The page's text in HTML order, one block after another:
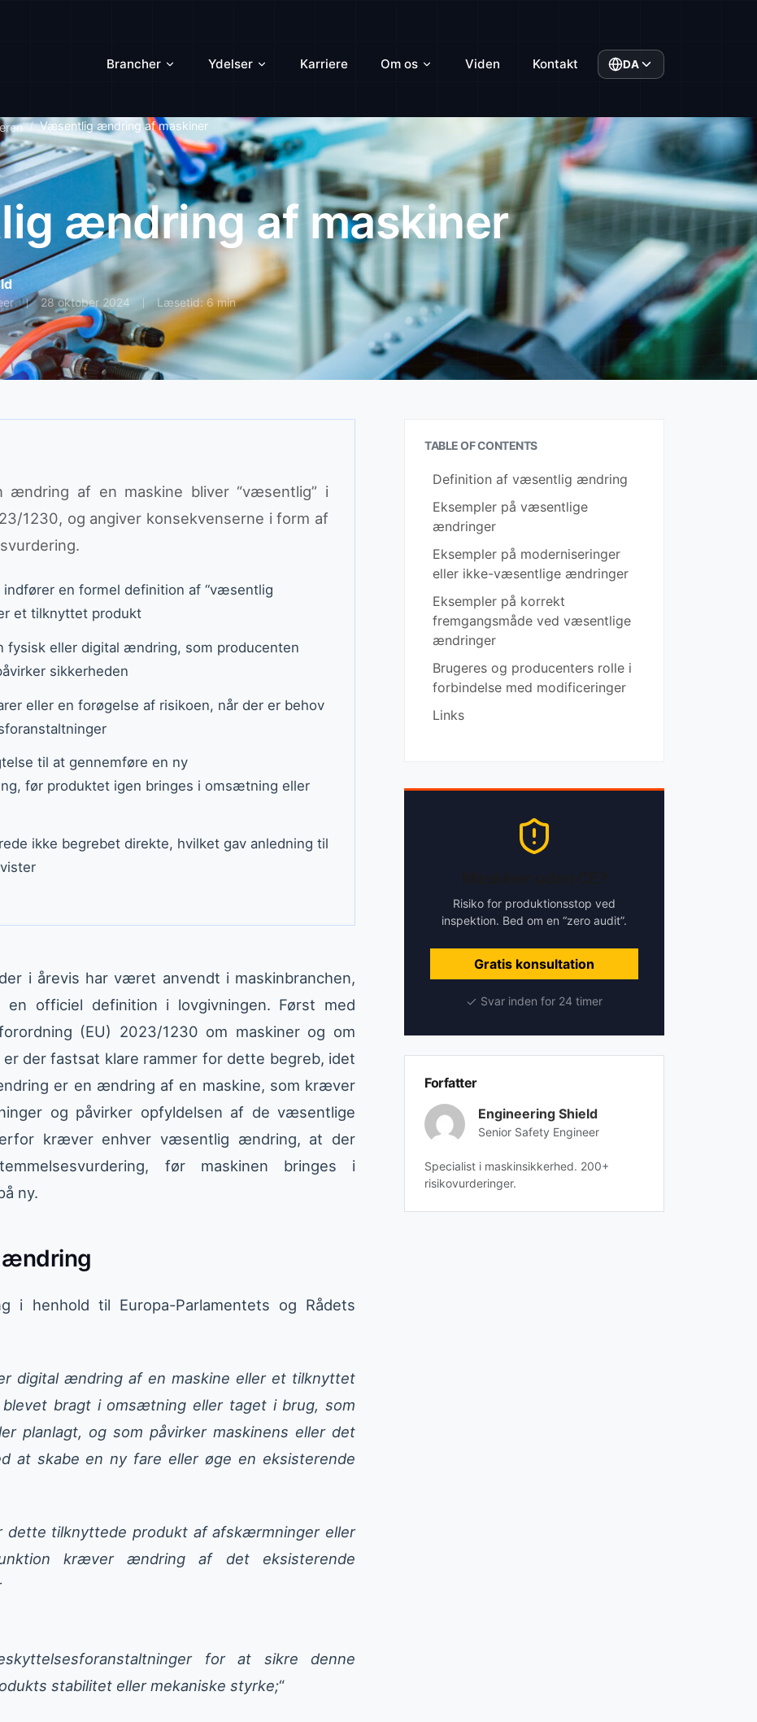
Brancher Ydelser Karriere Om os Viden Kontakt DA
Væsentlig ændring af maskiner
ændring af maskiner
28 oktober 2024 Læsetid: 6 min
ændring af en maskine bliver “væsentlig” i
1230, og angiver konsekvenserne i form af
indfører en formel definition af “væsentlig
et tilknyttet produkt
eller digital ændring, som producenten
sikkerheden
eller en forøgelse af risikoen, når der er behov
til at gennemføre en ny
før produktet igen bringes i omsætning eller
ikke begrebet direkte, hvilket gav anledning til
i årevis har været anvendt i maskinbranchen,
officiel definition i lovgivningen. Først med
(EU) 2023/1230 om maskiner og om
der fastsat klare rammer for dette begreb, idet
er en ændring af en maskine, som kræver
og påvirker opfyldelsen af de væsentlige
kræver enhver væsentlig ændring, at der
før maskinen bringes i
ny.
i henhold til Europa-Parlamentets og Rådets
digital ændring af en maskine eller et tilknyttet
bragt i omsætning eller taget i brug, som
planlagt, og som påvirker maskinens eller det
at skabe en ny fare eller øge en eksisterende
dette tilknyttede produkt af afskærmninger eller
kræver ændring af det eksisterende
for at sikre denne
stabilitet eller mekaniske styrke;“
TABLE OF CONTENTS
Definition af væsentlig ændring
Eksempler på væsentlige
ændringer
Eksempler på moderniseringer
eller ikke-væsentlige ændringer
Eksempler på korrekt
fremgangsmåde ved væsentlige
ændringer
Brugeres og producenters rolle i
forbindelse med modificeringer
Links
Risiko for produktionsstop ved
inspektion. Bed om en “zero audit”.
Gratis konsultation
Svar inden for 24 timer
Forfatter
Engineering Shield
Senior Safety Engineer
Specialist i maskinsikkerhed. 200+
risikovurderinger.